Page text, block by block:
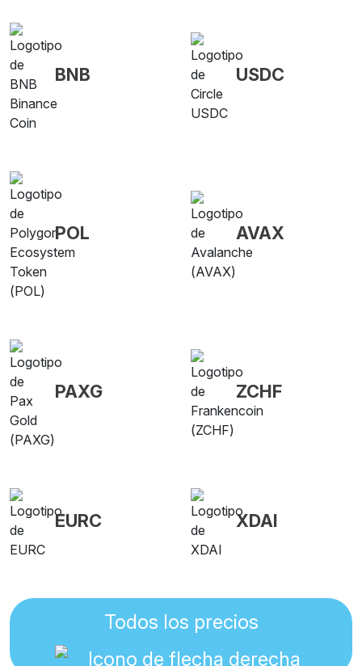
BNB USDC
POL AVAX
PAXG ZCHF
EURC XDAI
Todos los precios